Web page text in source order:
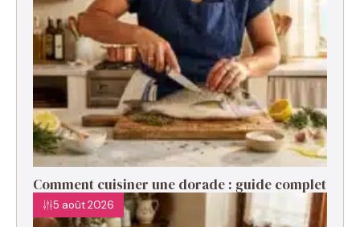
Comment cuisiner une dorade : guide complet
5 août 2026